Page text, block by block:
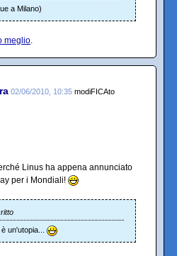
a Milano)
meglio.
02/06/2010, 10:35 modiFICAto
Linus ha appena annunciato
per i Mondiali!
un'utopia...